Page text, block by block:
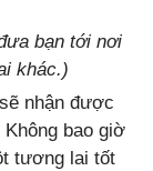
bạn tới nơi
khác.)
nhận được
bao giờ
tương lai tốt